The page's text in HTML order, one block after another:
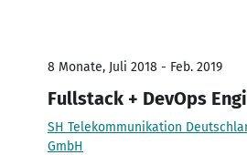
8 Monate, Juli 2018 - Feb. 2019
Fullstack + DevOps
SH Telekommunikation
GmbH